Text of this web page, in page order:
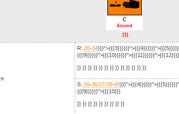
C
Ätzend
[1]
R: 20-34
}} }} }} }} }} }} }} }} }} }} }} }} }}
S: 26-36/37/39-45
{{{9}}}}}}">{{{10}}}
}} }} }} }} }} }} }} }} }}